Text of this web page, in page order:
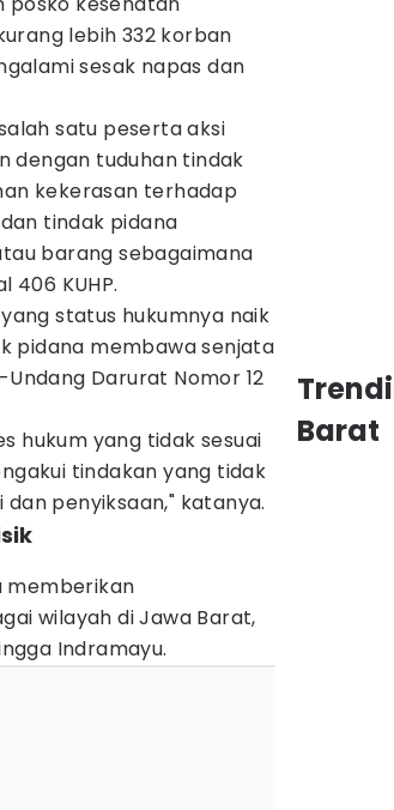
lebih 332 korban
sesak napas dan
satu peserta aksi
dengan tuduhan tindak
kekerasan terhadap
tindak pidana
barang sebagaimana
406 KUHP.
status hukumnya naik
pidana membawa senjata
Darurat Nomor 12
hukum yang tidak sesuai
tindakan yang tidak
penyiksaan," katanya.
memberikan
wilayah di Jawa Barat,
Indramayu.
Barat